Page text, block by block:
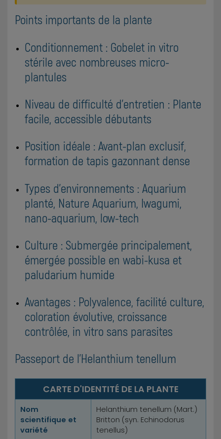
Points importants de la plante
Conditionnement : Gobelet in vitro
stérile avec nombreuses micro-
plantules
Niveau de difficulté d'entretien : Plante
facile, accessible débutants
Position idéale : Avant-plan exclusif,
formation de tapis gazonnant dense
Types d'environnements : Aquarium
planté, Nature Aquarium, Iwagumi,
nano-aquarium, low-tech
Culture : Submergée principalement,
émergée possible en wabi-kusa et
paludarium humide
Avantages : Polyvalence, facilité culture,
coloration évolutive, croissance
contrôlée, in vitro sans parasites
Passeport de l'Helanthium tenellum
CARTE D'IDENTITÉ DE LA PLANTE
Nom
scientifique et
variété
Helanthium tenellum (Mart.)
Britton (syn. Echinodorus
tenellus)